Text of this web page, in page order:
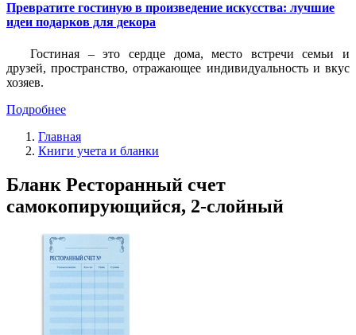
Превратите гостиную в произведение искусства: лучшие
идеи подарков для декора
Гостиная – это сердце дома, место встречи семьи и
друзей, пространство, отражающее индивидуальность и вкус
хозяев.
Подробнее
Главная
Книги учета и бланки
Бланк Ресторанный счет
самокопирующийся, 2-слойный